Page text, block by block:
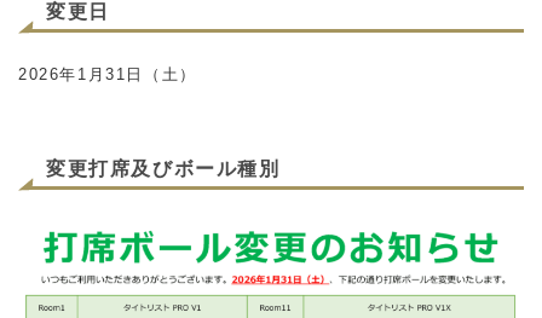
変更日
2026年1月31日（土）
変更打席及びボール種別